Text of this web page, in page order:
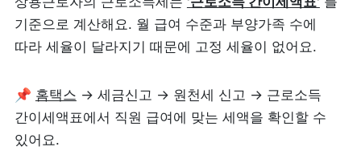
기준으로 계산해요. 월 급여 수준과 부양가족 수에
따라 세율이 달라지기 때문에 고정 세율이 없어요.
📌 홈택스 → 세금신고 → 원천세 신고 → 근로소득
간이세액표에서 직원 급여에 맞는 세액을 확인할 수
있어요.